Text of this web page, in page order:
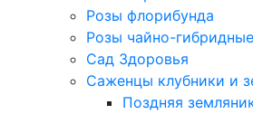
Розы флорибунда
Розы чайно-гибридные
Сад Здоровья
Саженцы клубники и
Поздняя